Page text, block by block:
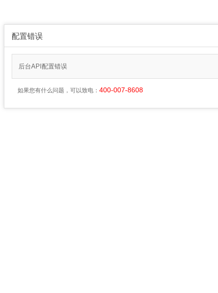
配置错误
后台API配置错误
如果您有什么问题，可以致电： 400-007-8608